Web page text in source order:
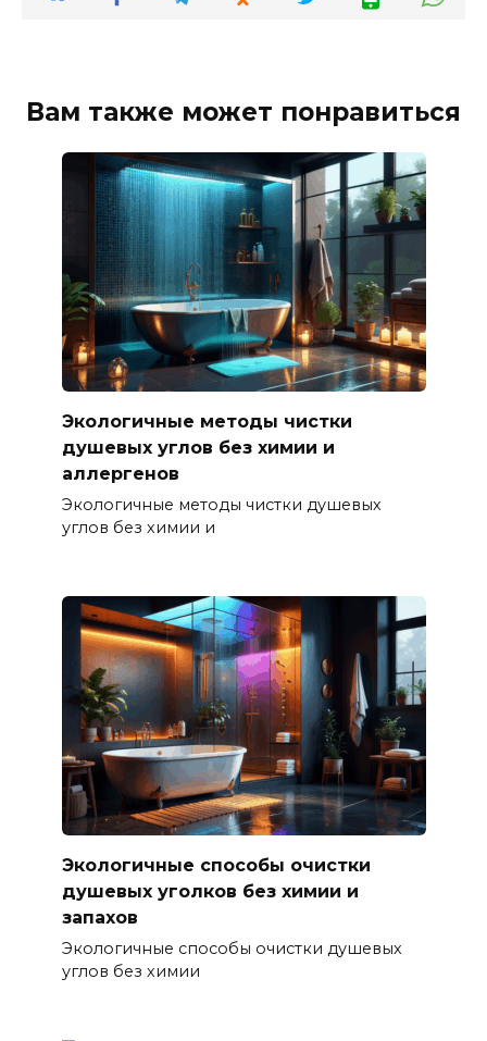
Вам также может понравиться
Экологичные методы чистки
душевых углов без химии и
аллергенов
Экологичные методы чистки душевых
углов без химии и
Экологичные способы очистки
душевых уголков без химии и
запахов
Экологичные способы очистки душевых
углов без химии